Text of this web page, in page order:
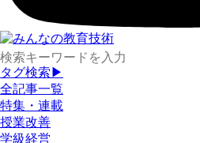
タグ検索▶
全記事一覧
特集・連載
授業改善
学級経営